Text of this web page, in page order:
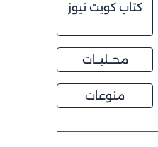
كتاب كويت نيوز
محــليــات
منوعات